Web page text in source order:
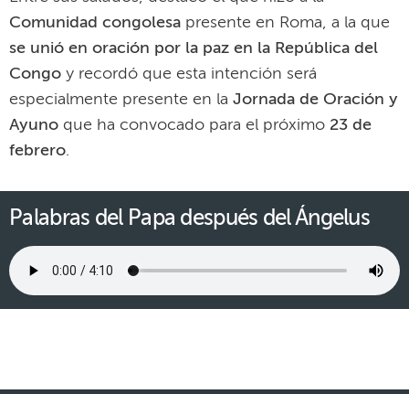
Comunidad congolesa presente en Roma, a la que
se unió en oración por la paz en la República del
Congo y recordó que esta intención será
especialmente presente en la Jornada de Oración y
Ayuno que ha convocado para el próximo 23 de
febrero.
Palabras del Papa después del Ángelus